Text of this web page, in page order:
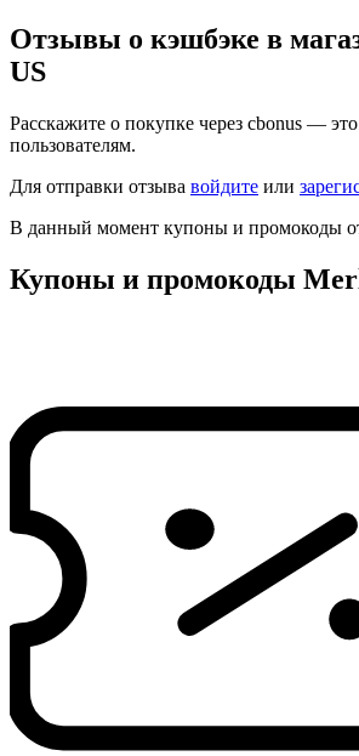
Отзывы о кэшбэке в
US
Расскажите о покупке через cbonus —
пользователям.
Для отправки отзыва войдите или
В данный момент купоны и промокоды
Купоны и промокоды